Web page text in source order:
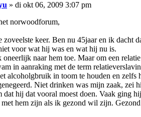
» di okt 06, 2009 3:07 pm
norwoodforum,
zoveelste keer. Ben nu 45jaar en ik
voor wat hij was en wat hij nu is.
naar hem toe. Maar om een
in aanraking met de term
alcoholgbruik in toom te houden en zelfs
Niet drinken was mijn zaak, zei
hij dat vooral moest doen. Vaak ging
hem zijn als ik gezond wil zijn.